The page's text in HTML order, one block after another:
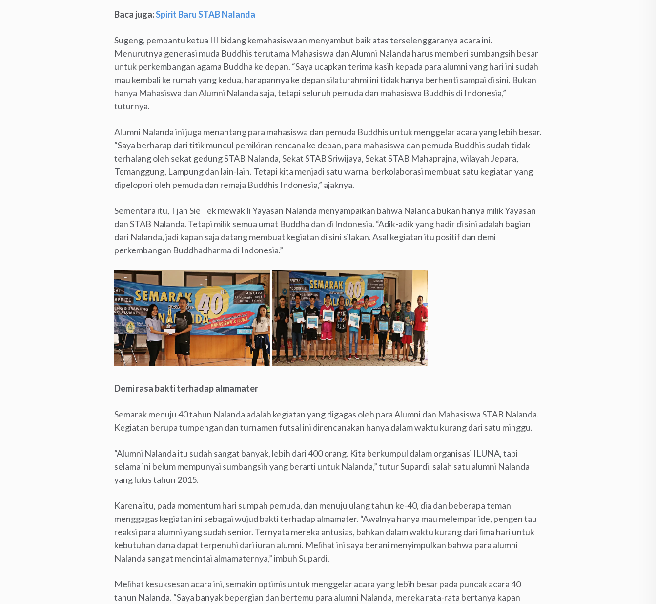
Baca juga:Spirit Baru STAB Nalanda
Sugeng, pembantu ketua III bidang kemahasiswaan menyambut baik atas terselenggaranya acara ini.
Menurutnya generasi muda Buddhis terutama Mahasiswa dan Alumni Nalanda harus memberi sumbangsih besar
untuk perkembangan agama Buddha ke depan. “Saya ucapkan terima kasih kepada para alumni yang hari ini sudah
mau kembali ke rumah yang kedua, harapannya ke depan silaturahmi ini tidak hanya berhenti sampai di sini. Bukan
hanya Mahasiswa dan Alumni Nalanda saja, tetapi seluruh pemuda dan mahasiswa Buddhis di Indonesia,”
tuturnya.
Alumni Nalanda ini juga menantang para mahasiswa dan pemuda Buddhis untuk menggelar acara yang lebih besar.
“Saya berharap dari titik muncul pemikiran rencana ke depan, para mahasiswa dan pemuda Buddhis sudah tidak
terhalang oleh sekat gedung STAB Nalanda, Sekat STAB Sriwijaya, Sekat STAB Mahaprajna, wilayah Jepara,
Temanggung, Lampung dan lain-lain. Tetapi kita menjadi satu warna, berkolaborasi membuat satu kegiatan yang
dipelopori oleh pemuda dan remaja Buddhis Indonesia,” ajaknya.
Sementara itu, Tjan Sie Tek mewakili Yayasan Nalanda menyampaikan bahwa Nalanda bukan hanya milik Yayasan
dan STAB Nalanda. Tetapi milik semua umat Buddha dan di Indonesia. “Adik-adik yang hadir di sini adalah bagian
dari Nalanda, jadi kapan saja datang membuat kegiatan di sini silakan. Asal kegiatan itu positif dan demi
perkembangan Buddhadharma di Indonesia.”
Demi rasa bakti terhadap almamater
Semarak menuju 40 tahun Nalanda adalah kegiatan yang digagas oleh para Alumni dan Mahasiswa STAB Nalanda.
Kegiatan berupa tumpengan dan turnamen futsal ini direncanakan hanya dalam waktu kurang dari satu minggu.
“Alumni Nalanda itu sudah sangat banyak, lebih dari 400 orang. Kita berkumpul dalam organisasi ILUNA, tapi
selama ini belum mempunyai sumbangsih yang berarti untuk Nalanda,” tutur Supardi, salah satu alumni Nalanda
yang lulus tahun 2015.
Karena itu, pada momentum hari sumpah pemuda, dan menuju ulang tahun ke-40, dia dan beberapa teman
menggagas kegiatan ini sebagai wujud bakti terhadap almamater. “Awalnya hanya mau melempar ide, pengen tau
reaksi para alumni yang sudah senior. Ternyata mereka antusias, bahkan dalam waktu kurang dari lima hari untuk
kebutuhan dana dapat terpenuhi dari iuran alumni. Melihat ini saya berani menyimpulkan bahwa para alumni
Nalanda sangat mencintai almamaternya,” imbuh Supardi.
Melihat kesuksesan acara ini, semakin optimis untuk menggelar acara yang lebih besar pada puncak acara 40
tahun Nalanda. “Saya banyak bepergian dan bertemu para alumni Nalanda, mereka rata-rata bertanya kapan